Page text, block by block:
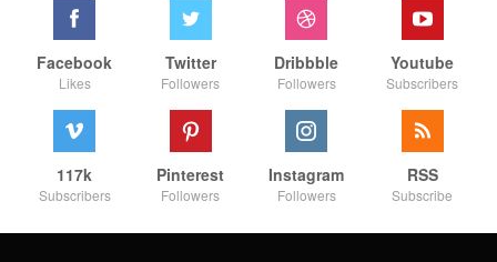
Facebook
Likes
Twitter
Followers
Dribbble
Followers
Youtube
Subscribers
117k
Subscribers
Pinterest
Followers
Instagram
Followers
RSS
Subscribe